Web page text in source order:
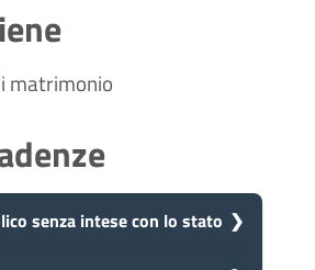
matrimonio
senza intese con lo stato